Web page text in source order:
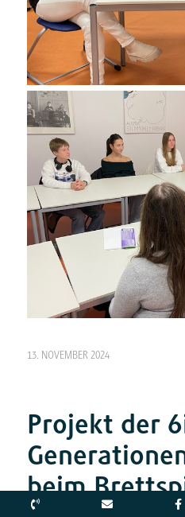
13. NOVEMBER 2024
Projekt der
beim
AKTUELLES INTERNATIONALES